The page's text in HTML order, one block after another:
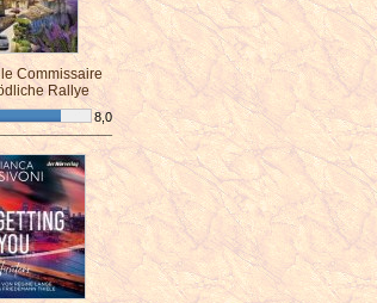
Commissaire
Rallye
8,0